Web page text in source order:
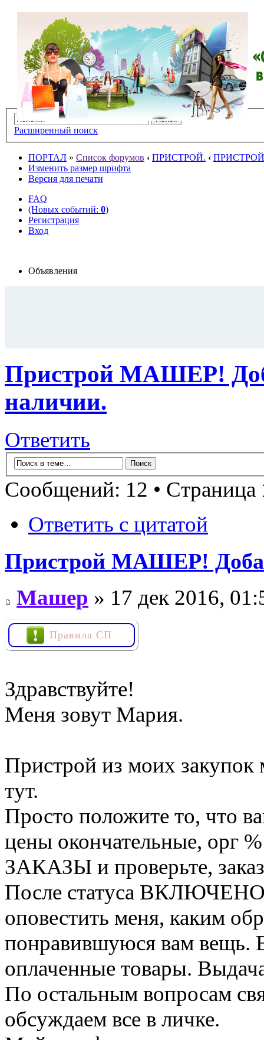
Расширенный поиск
ПОРТАЛ » Список форумов ‹ ПРИСТРОЙ. ‹ ПРИСТРОЙ
Изменить размер шрифта
Версия для печати
FAQ
(Новых событий: 0)
Регистрация
Вход
Объявления
Пристрой МАШЕР!
наличии.
Ответить
Сообщений: 12 • Страница
Ответить с цитатой
Пристрой МАШЕР!
Машер » 17 дек 2016,
Правила СП
Здравствуйте!
Меня зовут Мария.
Пристрой из моих
тут.
Просто положите то, что
цены окончательные, орг
ЗАКАЗЫ и проверьте,
После статуса
оповестить меня, каким
понравившуюся вам вещь.
оплаченные товары.
По остальным вопросам
обсуждаем все в личке.